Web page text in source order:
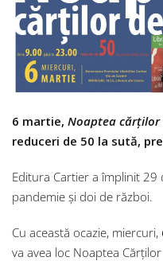
6 martie, Noaptea cărților
reduceri de 50 la sută,
Editura Cartier a împlinit
pandemie și doi de război.
Cu această ocazie, miercuri,
va avea loc Noaptea